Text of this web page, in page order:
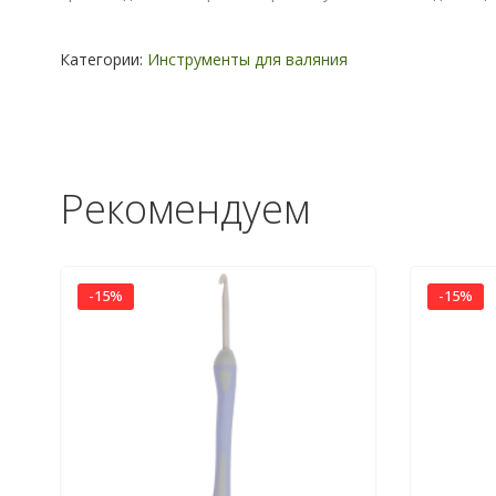
Категории: Инструменты для валяния
Рекомендуем
-15% -15%